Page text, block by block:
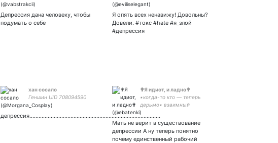
Депрессия дана человеку, чтобы
подумать о себе
обернет твою жизнь в
блага советую мне не
писать. Вы пожалеете.
Я опять всех ненавижу! Довольны?
Довели. #токс #hate #я_злой
#депрессия
хан сосало
Геншин UID 708094590
депрессия......................................................................................
✟Я идиот, и ладно✟
▪️когда-то кто — теперь
дерьмо▪️ взаимный
▪️депрессивный/пассивно-
агрессивный▪️алкаш но не
ваш▪️аутсайдер▪️парная
оформа с
Мать не верит в существование
депрессии А ну теперь понятно
почему единственный рабочий